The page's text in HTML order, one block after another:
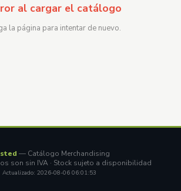
al cargar el catálogo
la página para intentar de nuevo.
— Catálogo Merchandising
son sin IVA · Stock sujeto a disponibilidad
Actualizado: 2026-08-06 06:01:53